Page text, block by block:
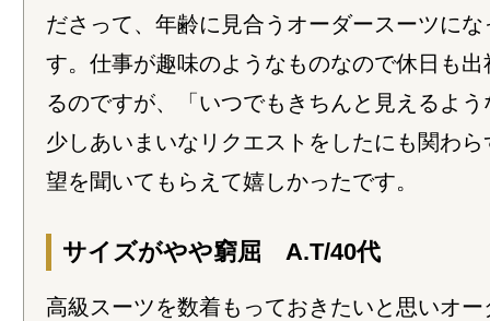
ださって、年齢に見合うオーダースーツに
す。仕事が趣味のようなものなので休日も
るのですが、「いつでもきちんと見えるよ
少しあいまいなリクエストをしたにも関わ
望を聞いてもらえて嬉しかったです。
サイズがやや窮屈 A.T/40代
高級スーツを数着もっておきたいと思いオ